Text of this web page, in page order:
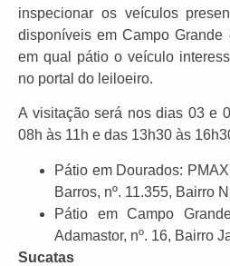
inspecionar os veículos
disponíveis em Campo
em qual pátio o veículo
no portal do leiloeiro.
A visitação será nos dias 03 e
08h às 11h e das 13h30 às
Pátio em Dourados:
Barros, nº. 11.355, Bairro
Pátio em Campo
Adamastor, nº. 16, Bairro
Sucatas